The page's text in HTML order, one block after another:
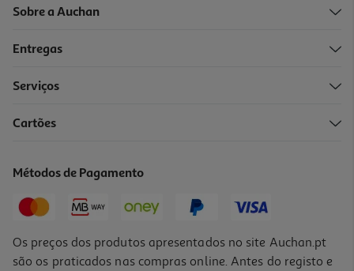
Sobre a Auchan
Entregas
Serviços
Cartões
Métodos de Pagamento
Os preços dos produtos apresentados no site Auchan.pt
são os praticados nas compras online. Antes do registo e